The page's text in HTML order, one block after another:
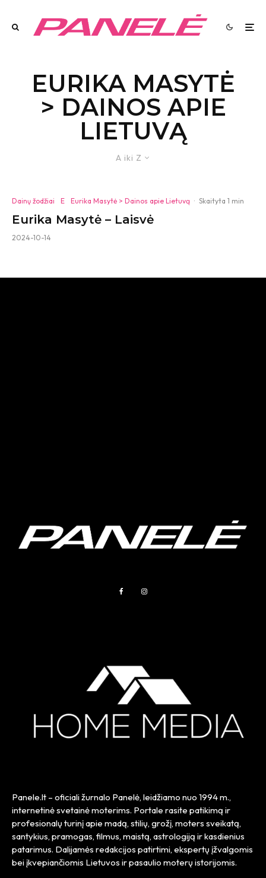
EURIKA MASYTĖ
> DAINOS APIE
LIETUVĄ
A iki Z
Dainų žodžiai E Eurika Masytė > Dainos apie Lietuvą · Skaityta 1 min
Eurika Masytė – Laisvė
2024-10-14
Panele.lt – oficiali žurnalo Panelė, leidžiamo nuo 1994 m.,
internetinė svetainė moterims. Portale rasite patikimą ir
profesionalų turinį apie madą, stilių, grožį, moters sveikatą,
santykius, pramogas, filmus, maistą, astrologiją ir kasdienius
patarimus. Dalijamės redakcijos patirtimi, ekspertų įžvalgomis
bei įkvepiančiomis Lietuvos ir pasaulio moterų istorijomis.